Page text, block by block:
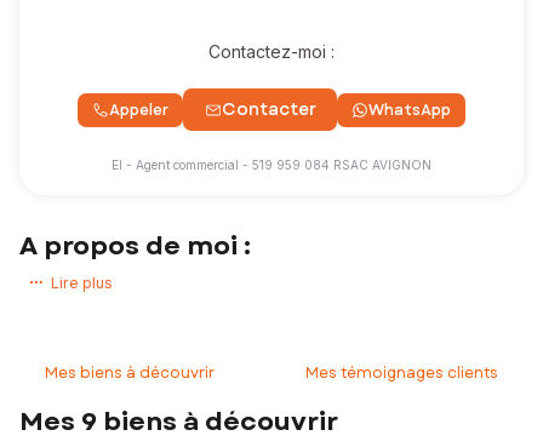
Contactez-moi :
Appeler Contacter WhatsApp
EI - Agent commercial - 519 959 084 RSAC AVIGNON
A propos de moi :
Bonjour et bienvenue,
- Un appartement,
- Un terrain,
Lire plus
Mes biens à découvrir Mes témoignages clients
Mes 9 biens à découvrir